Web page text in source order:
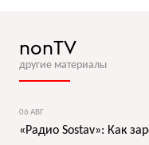
nonTV
другие материалы
06 АВГ
«Радио Sostav»: Как